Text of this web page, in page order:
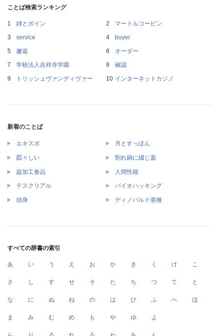
ことば検索ランキング
姉とボイン
マートルコービン
service
buyer
邂逅
オーダー
学校法人吉祥寺学園
確認
トリッシュヴァンディヴァー
インターネットカジノ
新着のことば
エキスポ 月とすっぽん
図々しい 割れ鍋に綴じ蓋
超加工食品 人間性能
テスクリアル バイオハッキング
頭身 ディノバルド亜種
すべての辞書の索引
あ い う え お か き く け こ
さ し す せ そ た ち つ て と
な に ぬ ね の は ひ ふ へ ほ
ま み む め も や ゆ よ